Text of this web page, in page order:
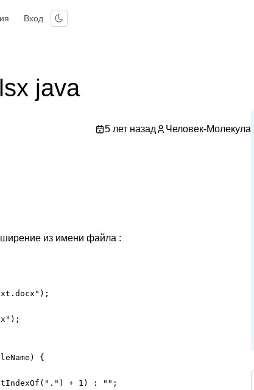
Вход
java
5 лет назад Человек-Молекула
из имени файла :
{
+ 1) : "";